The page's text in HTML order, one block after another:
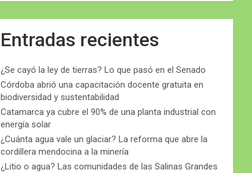
Entradas recientes
¿Se cayó la ley de tierras? Lo que pasó en el Senado
Córdoba abrió una capacitación docente gratuita en
biodiversidad y sustentabilidad
Catamarca ya cubre el 90% de una planta industrial con
energía solar
¿Cuánta agua vale un glaciar? La reforma que abre la
cordillera mendocina a la minería
¿Litio o agua? Las comunidades de las Salinas Grandes